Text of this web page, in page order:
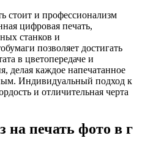
стоит и профессионализм
цифровая печать,
станков и
позволяет достигать
в цветопередаче и
делая каждое напечатанное
Индивидуальный подход к
и отличительная черта
на печать фото в г